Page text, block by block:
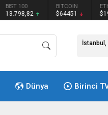
BIST 100
13.798,82
BITCOIN
$64451
İstanbul,
Dünya Birinci